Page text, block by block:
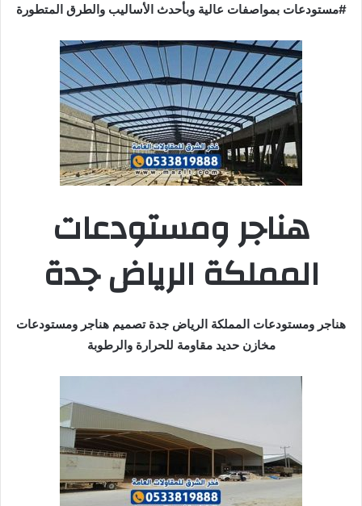
#مستودعات بمواصفات عالية وبأحدث الأساليب والطرق المتطورة
هناجر ومستودعات
المملكة الرياض جدة
هناجر ومستودعات المملكة الرياض جدة تصميم هناجر ومستودعات
مخازن حديد مقاومة للحرارة والرطوبة